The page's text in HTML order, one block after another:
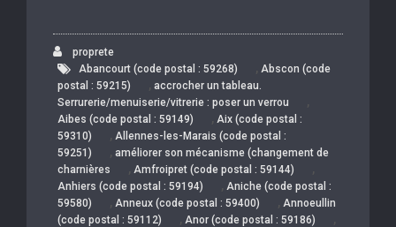
proprete
Abancourt (code postal : 59268)
, Abscon (code
postal : 59215)
, accrocher un tableau.
Serrurerie/menuiserie/vitrerie : poser un verrou
,
Aibes (code postal : 59149) , Aix (code postal :
59310)
, Allennes-les-Marais (code postal :
59251)
, améliorer son mécanisme (changement de
charnières
, Amfroipret (code postal : 59144) ,
Anhiers (code postal : 59194) , Aniche (code postal :
59580)
, Anneux (code postal : 59400) , Annoeullin
(code postal : 59112)
, Anor (code postal : 59186) ,